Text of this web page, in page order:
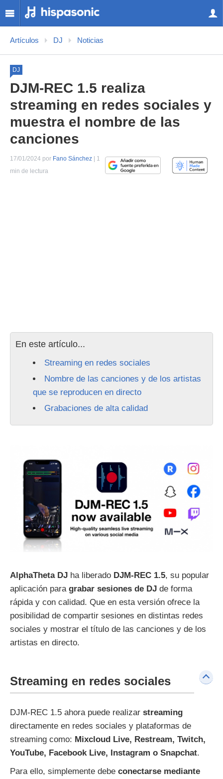
Artículos DJ Noticias
DJ
DJM-REC 1.5 realiza
streaming en redes sociales y
muestra el nombre de las
canciones
17/01/2024 por Fano Sánchez | 1
min de lectura
En este artículo...
Streaming en redes sociales
Nombre de las canciones y de los artistas
que se reproducen en directo
Grabaciones de alta calidad
AlphaTheta DJ ha liberado DJM-REC 1.5, su popular
aplicación para grabar sesiones de DJ de forma
rápida y con calidad. Que en esta versión ofrece la
posibilidad de compartir sesiones en distintas redes
sociales y mostrar el título de las canciones y de los
artistas en directo.
Streaming en redes sociales
DJM-REC 1.5 ahora puede realizar streaming
directamente en redes sociales y plataformas de
streaming como: Mixcloud Live, Restream, Twitch,
YouTube, Facebook Live, Instagram o Snapchat.
Para ello, simplemente debe conectarse mediante